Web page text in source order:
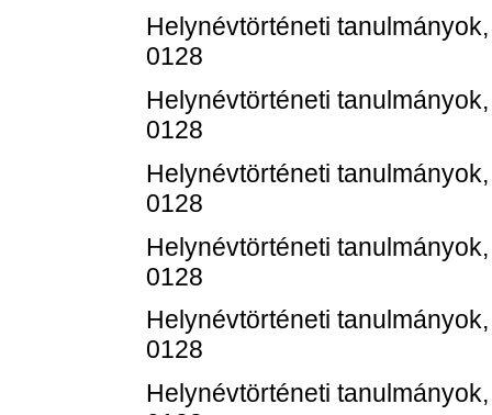
Helynévtörténeti
0128
Helynévtörténeti
0128
Helynévtörténeti
0128
Helynévtörténeti
0128
Helynévtörténeti
0128
Helynévtörténeti